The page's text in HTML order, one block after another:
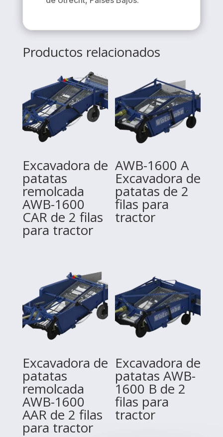
Productos relacionados
Excavadora de
patatas
remolcada
AWB-1600
CAR de 2 filas
para tractor
AWB-1600 A
Excavadora de
patatas de 2
filas para
tractor
Excavadora de
patatas
remolcada
AWB-1600
AAR de 2 filas
para tractor
Excavadora de
patatas AWB-
1600 B de 2
filas para
tractor